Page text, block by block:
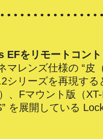
• • • • • • • • • • • • • •
をリモートコン
マレンズ仕様の “皮
シリーズを再現する
、Fマウント版（
を展開している